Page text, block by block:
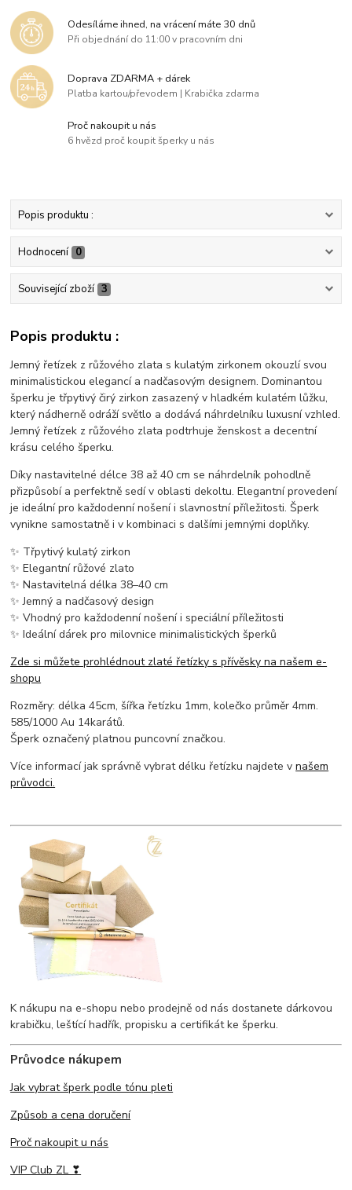
Odesíláme ihned, na vrácení máte 30 dnů
Při objednání do 11:00 v pracovním dni
Doprava ZDARMA + dárek
Platba kartou/převodem | Krabička zdarma
Proč nakoupit u nás
6 hvězd proč koupit šperky u nás
Popis produktu :
Hodnocení 0
Související zboží 3
Popis produktu :
Jemný řetízek z růžového zlata s kulatým zirkonem okouzlí svou
minimalistickou elegancí a nadčasovým designem. Dominantou
šperku je třpytivý čirý zirkon zasazený v hladkém kulatém lůžku,
který nádherně odráží světlo a dodává náhrdelníku luxusní vzhled.
Jemný řetízek z růžového zlata podtrhuje ženskost a decentní
krásu celého šperku.
Díky nastavitelné délce 38 až 40 cm se náhrdelník pohodlně
přizpůsobí a perfektně sedí v oblasti dekoltu. Elegantní provedení
je ideální pro každodenní nošení i slavnostní příležitosti. Šperk
vynikne samostatně i v kombinaci s dalšími jemnými doplňky.
✨ Třpytivý kulatý zirkon
✨ Elegantní růžové zlato
✨ Nastavitelná délka 38–40 cm
✨ Jemný a nadčasový design
✨ Vhodný pro každodenní nošení i speciální příležitosti
✨ Ideální dárek pro milovnice minimalistických šperků
Zde si můžete prohlédnout zlaté řetízky s přívěsky na našem e-
shopu
Rozměry: délka 45cm, šířka řetízku 1mm, kolečko průměr 4mm.
585/1000 Au 14karátů.
Šperk označený platnou puncovní značkou.
Více informací jak správně vybrat délku řetízku najdete vnašem
průvodci.
K nákupu na e-shopu nebo prodejně od nás dostanete dárkovou
krabičku, leštící hadřík, propisku a certifikát ke šperku.
Průvodce nákupem
Jak vybrat šperk podle tónu pleti
Způsob a cena doručení
Proč nakoupit u nás
VIP Club ZL ❣